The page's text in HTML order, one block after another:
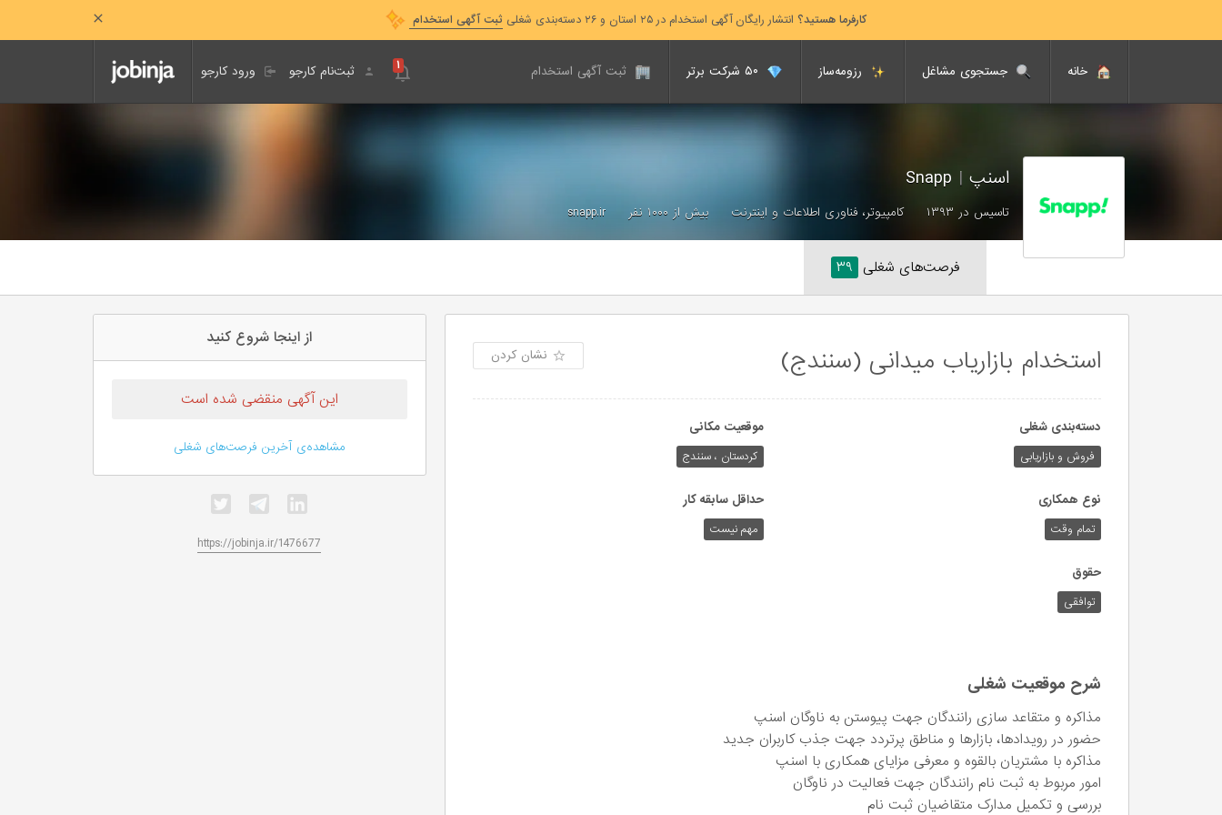
کارفرما هستید؟ انتشار رایگان آگهی استخدام در ۲۵ استان و ۲۶ دسته‌بندی شغلی ثبت آگهی استخدام
خانه جستجوی مشاغل رزومه‌ساز ثبت آگهی استخدام ورود کارجو ثبت‌نام کارجو ۱
اسنپ |
تاسیس در ۱۳۹۳ کامپیوتر، فناوری اطلاعات و اینترنت بیش از ۱۰۰۰ نفر snapp.ir
فرصت‌های شغلی ۳۹
استخدام بازاریاب میدانی (سنندج) نشان کردن
دسته‌بندی شغلی
فروش و بازاریابی
موقعیت مکانی
کردستان ، سنندج
نوع همکاری
تمام وقت
حداقل سابقه کار
مهم نیست
حقوق
توافقی
شرح موقعیت شغلی
مذاکره و متقاعد سازی رانندگان جهت پیوستن به ناوگان اسنپ
حضور در رویدادها، بازارها و مناطق پرتردد جهت جذب کاربران جدید
مذاکره با مشتریان بالقوه و معرفی مزایای همکاری با اسنپ
امور مربوط به ثبت نام رانندگان جهت فعالیت در ناوگان
بررسی و تکمیل مدارک متقاضیان ثبت نام
از اینجا شروع کنید
این آگهی منقضی شده است
مشاهده‌ی آخرین فرصت‌های شغلی
https://jobinja.ir/1476677